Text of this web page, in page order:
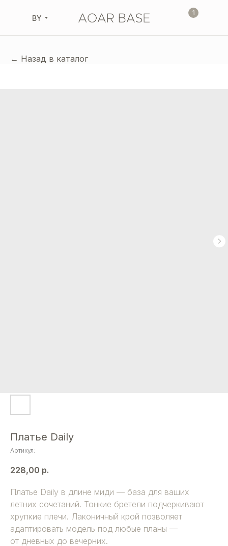
1
BY
← Назад в каталог
Платье Daily
Артикул:
228,00 р.
Платье Daily в длине миди — база для ваших
летних сочетаний. Тонкие бретели подчеркивают
хрупкие плечи. Лаконичный крой позволяет
адаптировать модель под любые планы —
от дневных до вечерних.